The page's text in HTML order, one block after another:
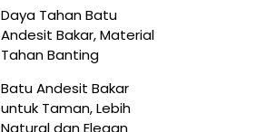
Daya Tahan Batu
Andesit Bakar, Material
Tahan Banting
Batu Andesit Bakar
untuk Taman, Lebih
Natural dan Elegan